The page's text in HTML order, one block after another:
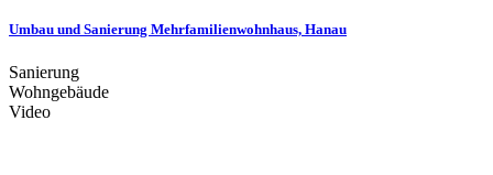
Umbau und Sanierung Mehrfamilienwohnhaus, Hanau
Sanierung
Wohngebäude
Video